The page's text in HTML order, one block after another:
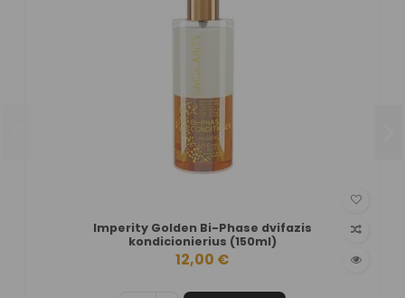
Imperity Golden Bi-Phase dvifazis
kondicionierius (150ml)
12,00 €